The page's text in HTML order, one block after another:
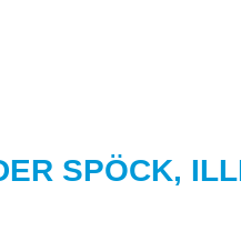
SPÖCK,